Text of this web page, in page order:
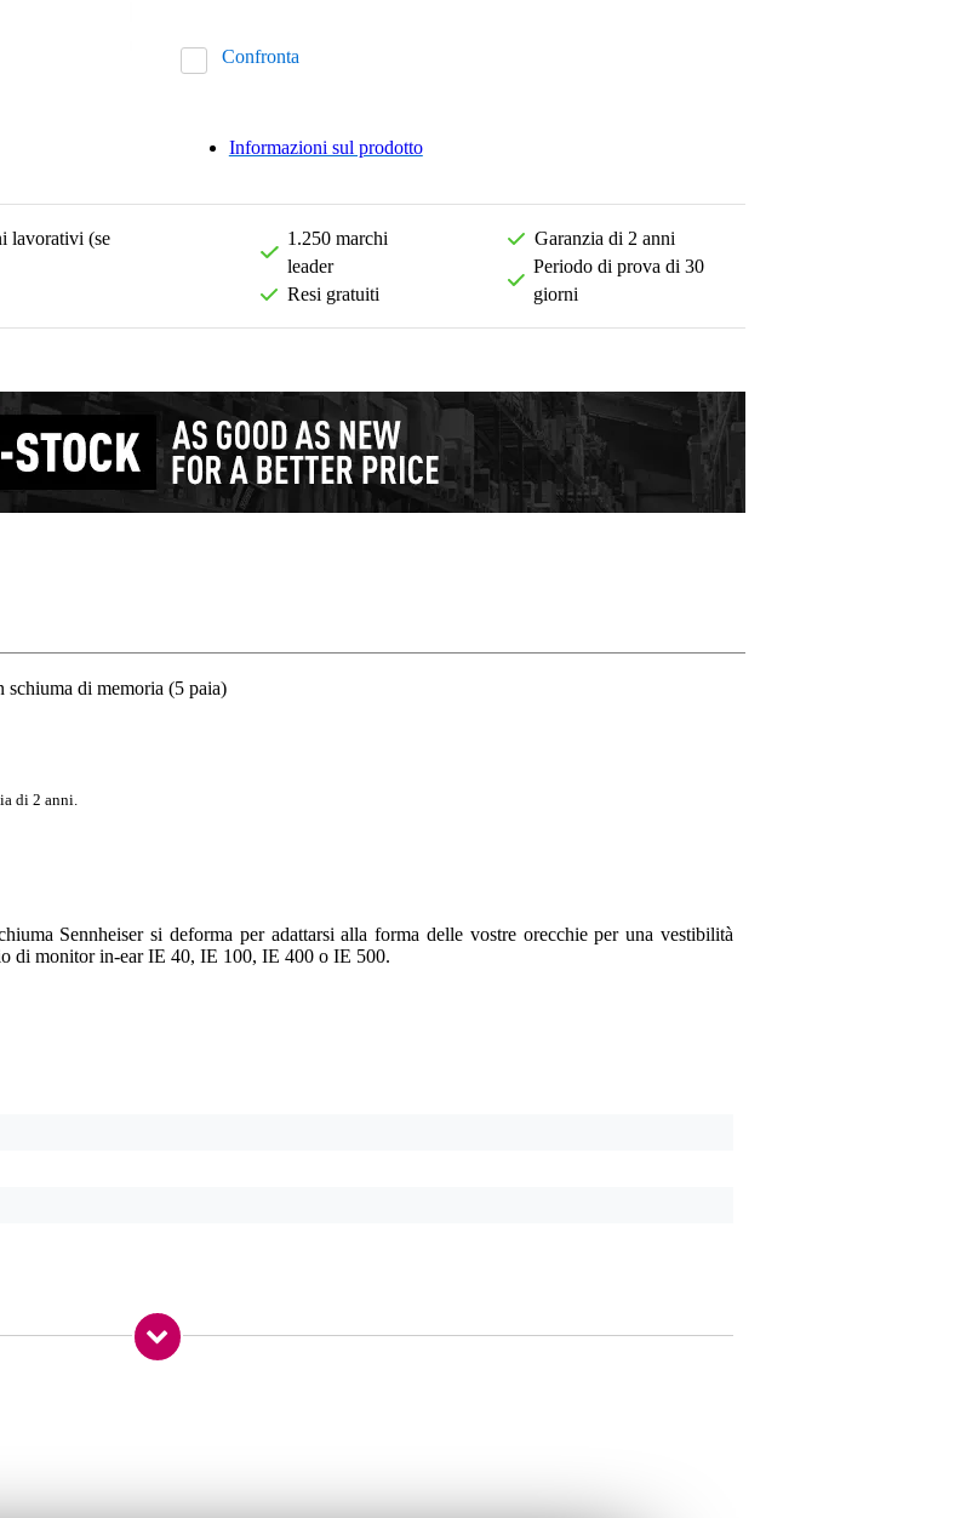
Confronta
Informazioni sul prodotto
lavorativi (se
1.250 marchi
leader
Resi gratuiti
Garanzia di 2 anni
Periodo di prova di 30
giorni
schiuma di memoria (5 paia)
di 2 anni.
Sennheiser si deforma per adattarsi alla forma delle vostre orecchie per una vestibilità
di monitor in-ear IE 40, IE 100, IE 400 o IE 500.